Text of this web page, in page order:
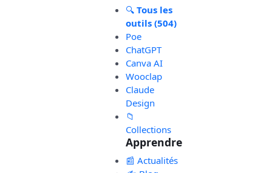
🔍 Tous les
outils (504)
Poe
ChatGPT
Canva AI
Wooclap
Claude
Design
📁
Collections
Apprendre
📰 Actualités